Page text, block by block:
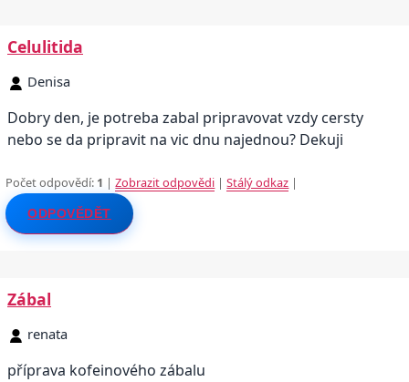
Celulitida
Denisa
Dobry den, je potreba zabal pripravovat vzdy cersty
nebo se da pripravit na vic dnu najednou? Dekuji
Počet odpovědí: 1 |Zobrazit odpovědi |Stálý odkaz |
ODPOVĚDĚT
Zábal
renata
příprava kofeinového zábalu